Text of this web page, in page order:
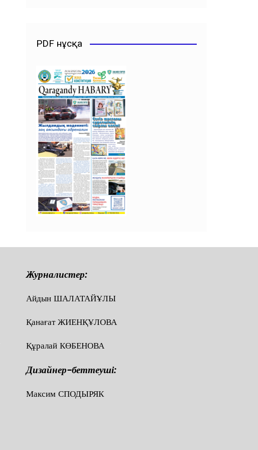
PDF нұсқа
Журналистер:
Айдын ШАЛАТАЙҰЛЫ
Қанағат ЖИЕНҚҰЛОВА
Құралай КӨБЕНОВА
Дизайнер-беттеуші:
Максим СПОДЫРЯК